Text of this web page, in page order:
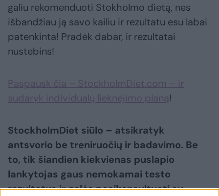
galiu rekomenduoti Stokholmo dietą, nes
išbandžiau ją savo kailiu ir rezultatu esu labai
patenkinta! Pradėk dabar, ir rezultatai
nustebins!
Paspausk čia – StockholmDiet.com – ir
sudaryk individualų lieknėjimo planą!
StockholmDiet siūlo – atsikratyk
antsvorio be treniruočių ir badavimo. Be
to, tik šiandien kiekvienas puslapio
lankytojas gaus nemokamai testo
rezultatus ir galės pasikonsultuoti su